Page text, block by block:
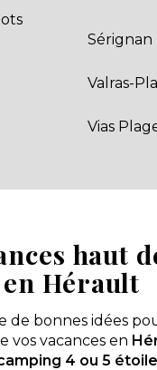
haut
Hérault
de bonnes idées
vos vacances en
4 ou 5
2
m²
Découvrir ce
Découvrir ce
locatif
Sérignan
Valras-
Vias